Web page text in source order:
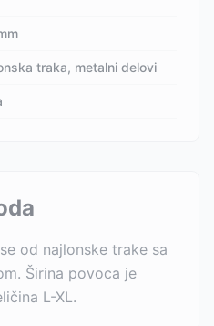
traka, metalni delovi
od najlonske trake sa
Širina povoca je
L-XL.